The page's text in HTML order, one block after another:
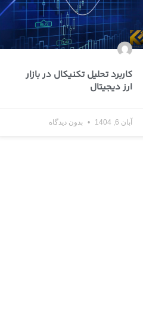
کاربرد تحلیل تکنیکال در بازار
ارز دیجیتال
آبان 6, 1404 بدون دیدگاه